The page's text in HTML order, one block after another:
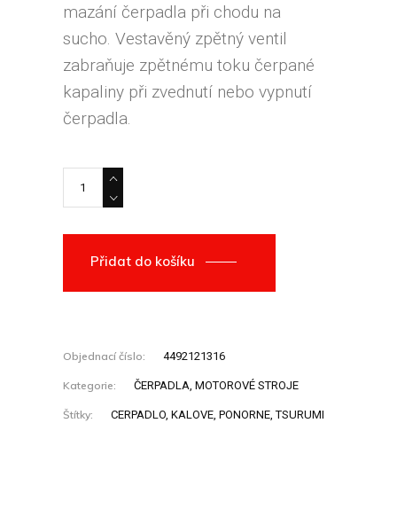
mazání čerpadla při chodu na
sucho. Vestavěný zpětný ventil
zabraňuje zpětnému toku čerpané
kapaliny při zvednutí nebo vypnutí
čerpadla.
Čerpadlo kalové ponorné TSURUMI quantity
Přidat do košíku
Objednací číslo: 4492121316
Kategorie: ČERPADLA MOTOROVÉ STROJE
Štítky: CERPADLO KALOVE PONORNE ,TSURUMI